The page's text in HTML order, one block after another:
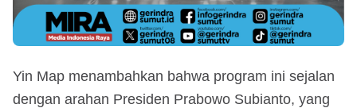
Yin Map menambahkan bahwa program ini sejalan
dengan arahan Presiden Prabowo Subianto, yang